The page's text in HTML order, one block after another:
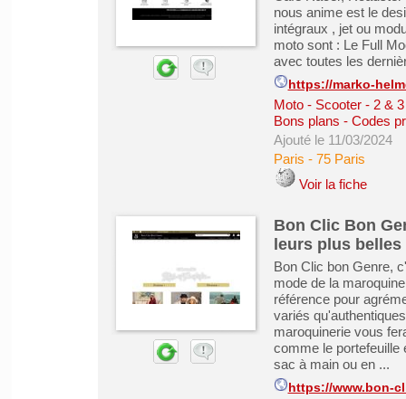
nous anime est le
intégraux , jet ou
moto sont : Le Full
avec toutes les
https://marko-
Moto - Scooter - 2 &
Bons plans - Codes
Ajouté le 11/03/2024
Paris - 75 Paris
Voir la fiche
Bon Clic Bon
leurs plus
Bon Clic bon Genre,
mode de la
référence pour
variés
maroquinerie vous
comme le portefeuille
sac à main ou en ...
https://www.bon-